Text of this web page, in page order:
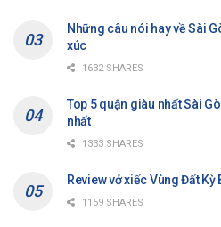
Những câu nói hay về Sài
xúc
1632 SHARES
Top 5 quận giàu nhất Sài
nhất
1333 SHARES
Review vở xiếc Vùng Đất
1159 SHARES